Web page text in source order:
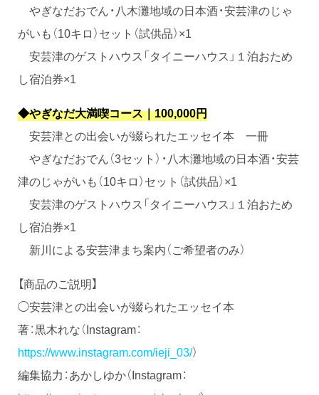
やぎなだおでん・八木灘地域の日本酒・安芸津のじゃ
がいも（10キロ）セット（試供品）×1
安芸津のゲストハウス「タイニーハウス」１泊おため
し宿泊券×1
◆やぎなだ大満喫コース｜100,000円
安芸津との出会いが綴られたエッセイ本 一冊
やぎなだおでん（3セット）・八木灘地域の日本酒・安芸
津のじゃがいも（10キロ）セット（試供品）×1
安芸津のゲストハウス「タイニーハウス」１泊おため
し宿泊券×1
新川による安芸津まち案内（ご希望者のみ）
【商品のご説明】
◯安芸津との出会いが綴られたエッセイ本
著：黒木れな（Instagram：
https://www.instagram.com/ieji_03/）
編集協力：あかしゆか（Instagram：